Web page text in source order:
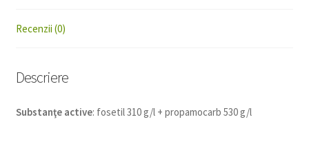
Recenzii (0)
Descriere
Substanţe active: fosetil 310 g/l + propamocarb 530 g/l